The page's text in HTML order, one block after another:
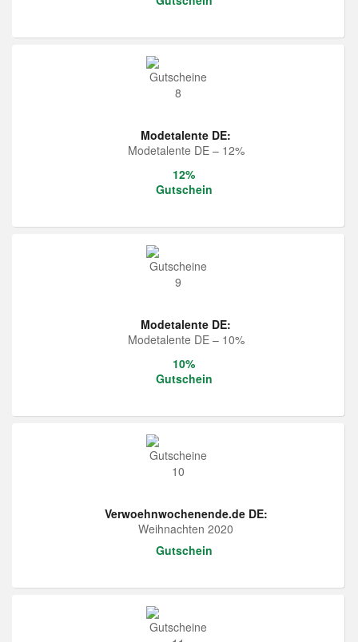
Modetalente DE:
Modetalente DE – 12%
12%
Gutschein
Modetalente DE:
Modetalente DE – 10%
10%
Gutschein
Verwoehnwochenende.de DE:
Weihnachten 2020
Gutschein